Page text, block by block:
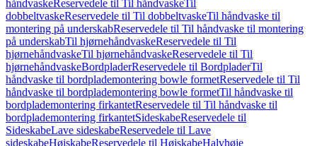
håndvaskeReservedele til Til håndvaskeTil
dobbeltvaskeReservedele til Til dobbeltvaskeTil håndvaske til
montering på underskabReservedele til Til håndvaske til montering
på underskabTil hjørnehåndvaskeReservedele til Til
hjørnehåndvaskeTil hjørnehåndvaskeReservedele til Til
hjørnehåndvaskeBordpladerReservedele til BordpladerTil
håndvaske til bordplademontering bowle formetReservedele til Til
håndvaske til bordplademontering bowle formetTil håndvaske til
bordplademontering firkantetReservedele til Til håndvaske til
bordplademontering firkantetSideskabeReservedele til
SideskabeLave sideskabeReservedele til Lave
sideskabeHøjskabeReservedele til HøjskabeHalvhøje